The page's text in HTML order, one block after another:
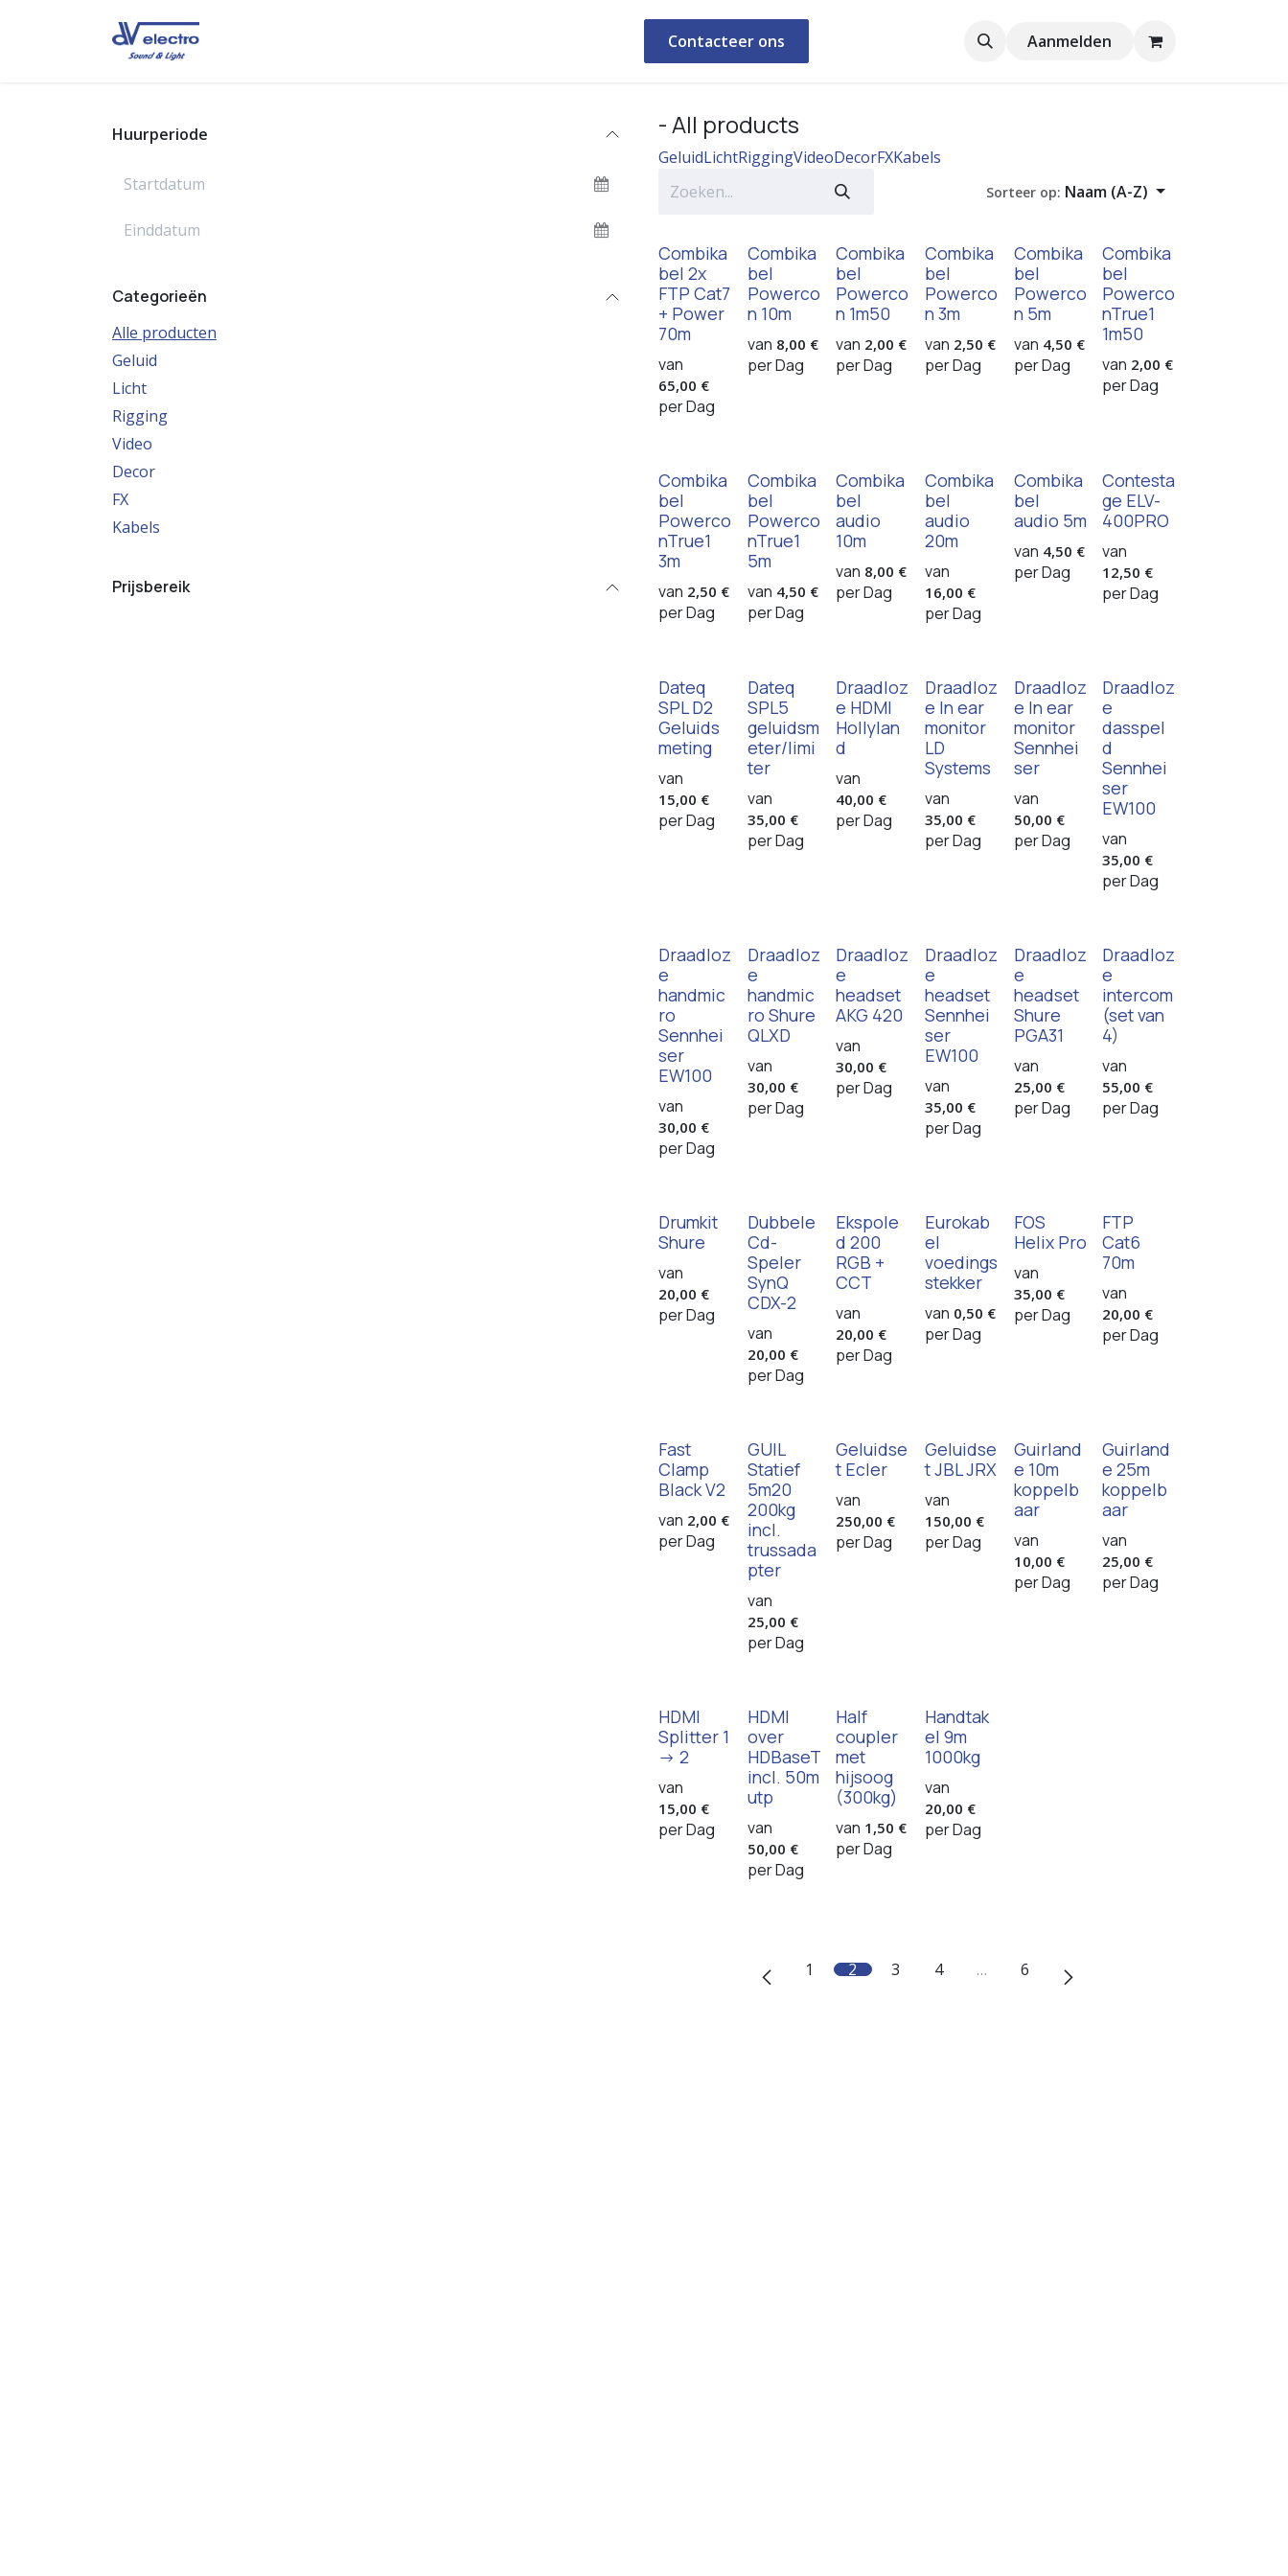
Contacteer ons Aanmelden
Huurperiode
Categorieën
Alle producten
Geluid
Licht
Rigging
Video
Decor
FX
Kabels
Prijsbereik
- All products
GeluidLichtRiggingVideoDecorFXKabels
Sorteer op: Naam (A-Z)
Combika
bel 2x
FTP Cat7
+ Power
70m
van
65,00 €
perDag
Combika
bel
Powerco
n 10m
van 8,00 €
perDag
Combika
bel
Powerco
n 1m50
van 2,00 €
perDag
Combika
bel
Powerco
n 3m
van 2,50 €
perDag
Combika
bel
Powerco
n 5m
van 4,50 €
perDag
Combika
bel
Powerco
nTrue1
1m50
van 2,00 €
perDag
Combika
bel
Powerco
nTrue1
3m
van 2,50 €
perDag
Combika
bel
Powerco
nTrue1
5m
van 4,50 €
perDag
Combika
bel
audio
10m
van 8,00 €
perDag
Combika
bel
audio
20m
van
16,00 €
perDag
Combika
bel
audio 5m
van 4,50 €
perDag
Contesta
ge ELV-
400PRO
van
12,50 €
perDag
Dateq
SPL D2
Geluids
meting
van
15,00 €
perDag
Dateq
SPL5
geluidsm
eter/limi
ter
van
35,00 €
perDag
Draadloz
e HDMI
Hollylan
d
van
40,00 €
perDag
Draadloz
e In ear
monitor
LD
Systems
van
35,00 €
perDag
Draadloz
e In ear
monitor
Sennhei
ser
van
50,00 €
perDag
Draadloz
e
dasspel
d
Sennhei
ser
EW100
van
35,00 €
perDag
Draadloz
e
handmic
ro
Sennhei
ser
EW100
van
30,00 €
perDag
Draadloz
e
handmic
ro Shure
QLXD
van
30,00 €
perDag
Draadloz
e
headset
AKG 420
van
30,00 €
perDag
Draadloz
e
headset
Sennhei
ser
EW100
van
35,00 €
perDag
Draadloz
e
headset
Shure
PGA31
van
25,00 €
perDag
Draadloz
e
intercom
(set van
4)
van
55,00 €
perDag
Drumkit
Shure
van
20,00 €
perDag
Dubbele
Cd-
Speler
SynQ
CDX-2
van
20,00 €
perDag
Ekspole
d 200
RGB +
CCT
van
20,00 €
perDag
Eurokab
el
voedings
stekker
van 0,50 €
perDag
FOS
Helix Pro
van
35,00 €
perDag
FTP
Cat6
70m
van
20,00 €
perDag
Fast
Clamp
Black V2
van 2,00 €
perDag
GUIL
Statief
5m20
200kg
incl.
trussada
pter
van
25,00 €
perDag
Geluidse
t Ecler
van
250,00 €
perDag
Geluidse
t JBL JRX
van
150,00 €
perDag
Guirland
e 10m
koppelb
aar
van
10,00 €
perDag
Guirland
e 25m
koppelb
aar
van
25,00 €
perDag
HDMI
Splitter 1
-> 2
van
15,00 €
perDag
HDMI
over
HDBaseT
incl. 50m
utp
van
50,00 €
perDag
Half
coupler
met
hijsoog
(300kg)
van 1,50 €
perDag
Handtak
el 9m
1000kg
van
20,00 €
perDag
1 2 3 4 … 6